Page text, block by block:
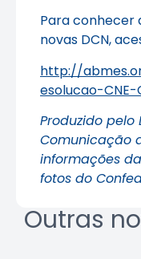
Para conhecer
novas DCN,
http://
esolucao-
Produzido
Comunicação
informações
fotos do
Outras